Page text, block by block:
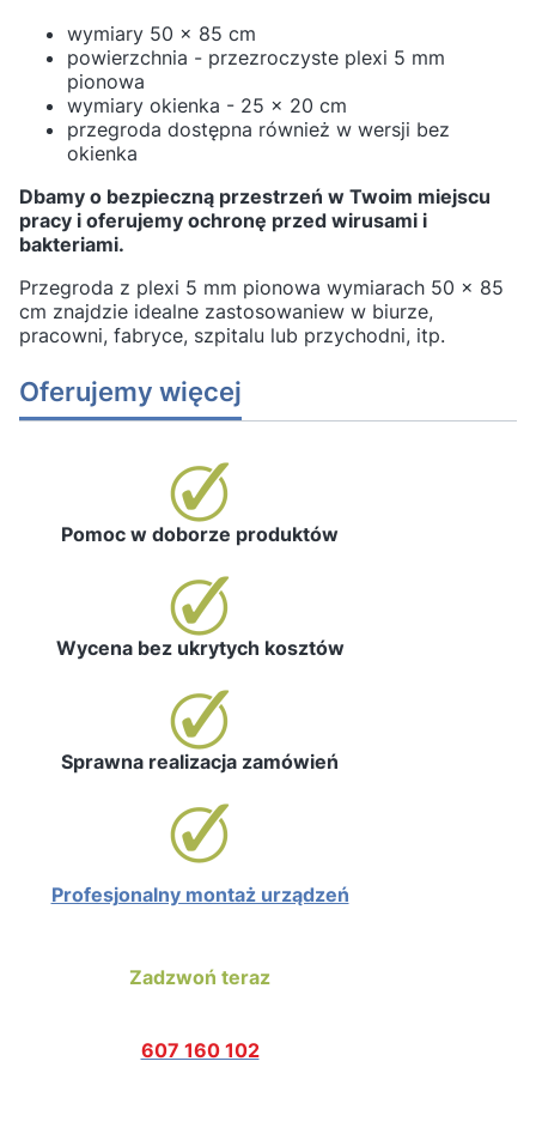
wymiary 50 x 85 cm
powierzchnia - przezroczyste plexi 5 mm
pionowa
wymiary okienka - 25 x 20 cm
przegroda dostępna również w wersji bez
okienka
Dbamy o bezpieczną przestrzeń w Twoim miejscu
pracy i oferujemy ochronę przed wirusami i
bakteriami.
Przegroda z plexi 5 mm pionowa wymiarach 50 x 85
cm znajdzie idealne zastosowaniew w biurze,
pracowni, fabryce, szpitalu lub przychodni, itp.
Oferujemy więcej
Pomoc w doborze produktów
Wycena bez ukrytych kosztów
Sprawna realizacja zamówień
Profesjonalny montaż urządzeń
Zadzwoń teraz
607 160 102